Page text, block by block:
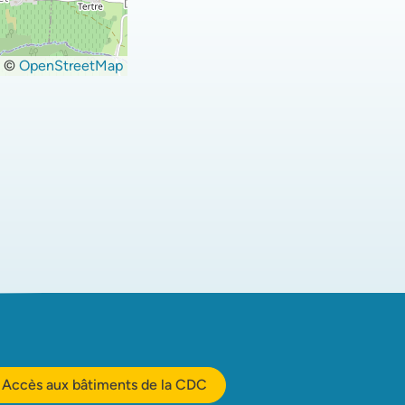
© OpenStreetMap
Accès aux bâtiments de la CDC